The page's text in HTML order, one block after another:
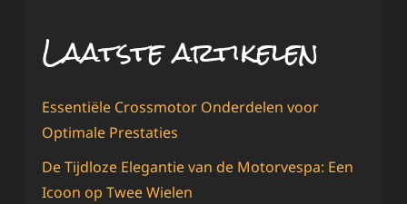
Laatste artikelen
Essentiële Crossmotor Onderdelen voor
Optimale Prestaties
De Tijdloze Elegantie van de Motorvespa: Een
Icoon op Twee Wielen